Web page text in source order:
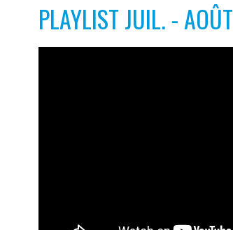
PLAYLIST JUIL. - AOÛT